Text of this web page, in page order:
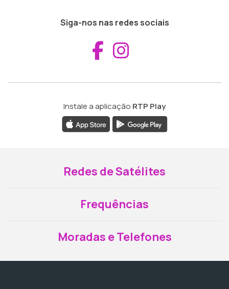
Siga-nos nas redes sociais
Aceder ao
Instale a aplicação RTP Play
Redes de Satélites
Frequências
Moradas e Telefones